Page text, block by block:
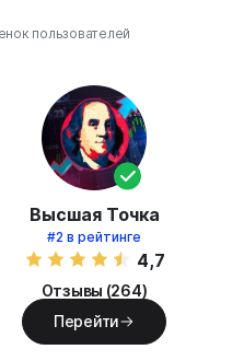
пользователей
Высшая Точка
#2 в рейтинге
4,7
Отзывы (264)
Перейти